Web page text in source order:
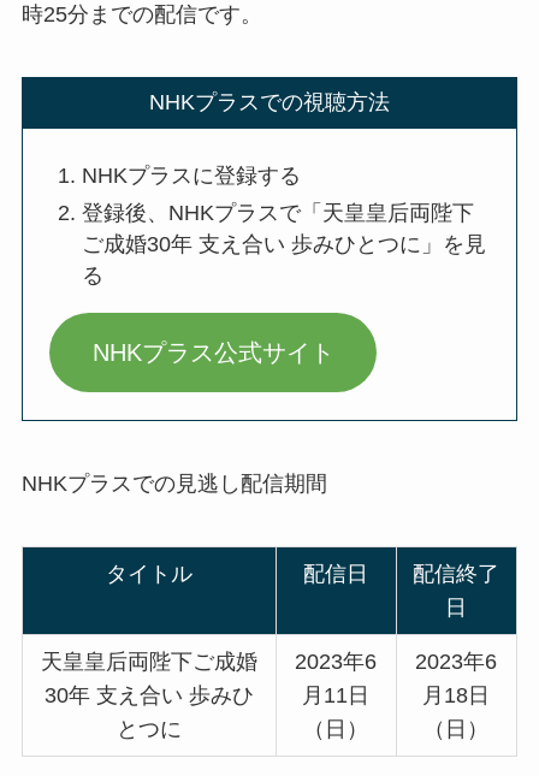
時25分までの配信です。
NHKプラスでの視聴方法
NHKプラスに登録する
登録後、NHKプラスで「天皇皇后両陛下
ご成婚30年 支え合い 歩みひとつに」を見
る
NHKプラス公式サイト
NHKプラスでの見逃し配信期間
タイトル 配信日
配信終了
日
天皇皇后両陛下ご成婚
30年 支え合い 歩みひ
とつに
2023年6
月11日
（日）
2023年6
月18日
（日）